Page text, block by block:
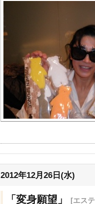
2012年12月26日(水)
「変身願望」 [エス